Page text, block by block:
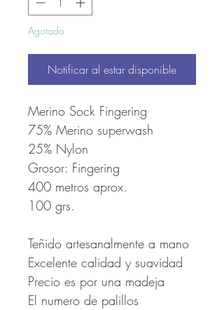
Agotado
Notificar al estar disponible
Merino Sock Fingering
75% Merino superwash
25% Nylon
Grosor: Fingering
400 metros aprox.
100 grs.
Teñido artesanalmente a mano
Excelente calidad y suavidad
Precio es por una madeja
El numero de palillos